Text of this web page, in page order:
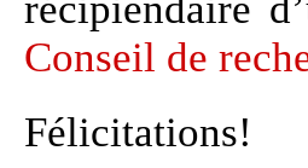
Conseil de
Félicitations!